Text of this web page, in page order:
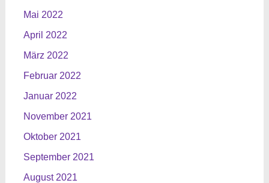
Mai 2022
April 2022
März 2022
Februar 2022
Januar 2022
November 2021
Oktober 2021
September 2021
August 2021